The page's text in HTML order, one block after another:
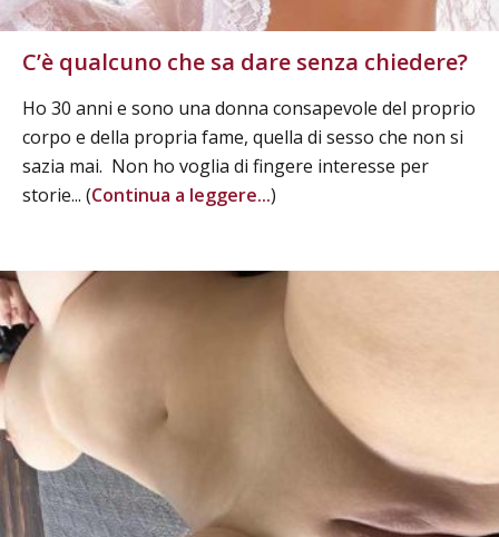
C’è qualcuno che sa dare senza chiedere?
Ho 30 anni e sono una donna consapevole del proprio
corpo e della propria fame, quella di sesso che non si
sazia mai. Non ho voglia di fingere interesse per
storie... (Continua a leggere...)